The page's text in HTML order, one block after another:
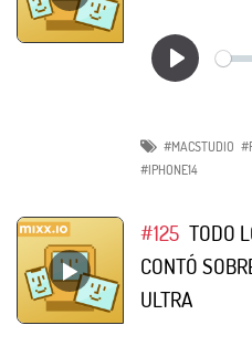
#MACSTUDIO
#IPHONE14
#125 TODO
CONTÓ
ULTRA